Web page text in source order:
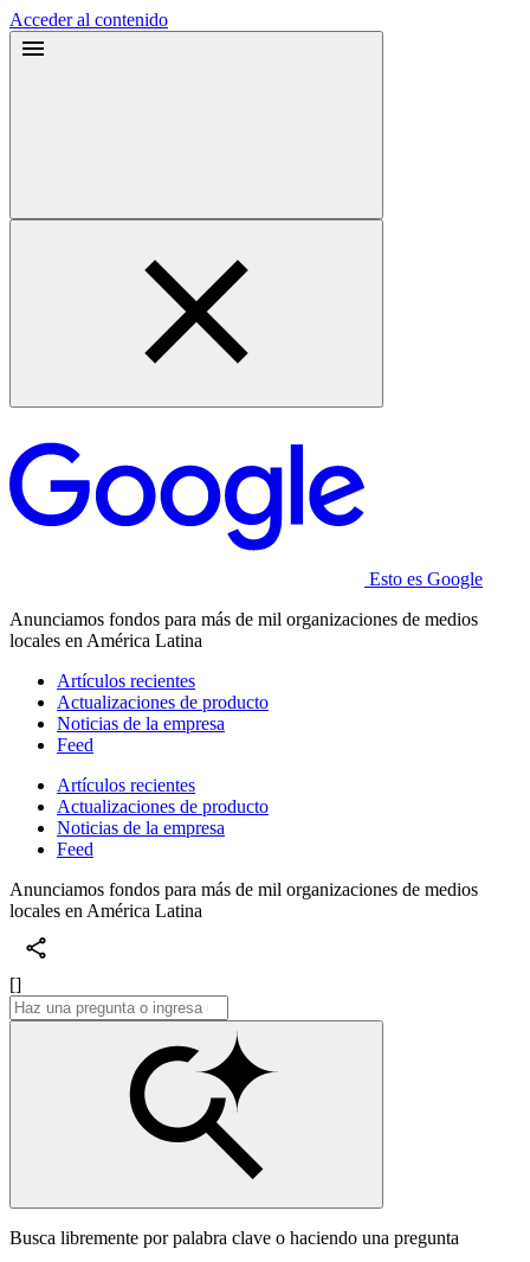
Acceder al contenido
Esto es Google
Anunciamos fondos para más de mil organizaciones de medios
locales en América Latina
Artículos recientes
Actualizaciones de producto
Noticias de la empresa
Feed
Artículos recientes
Actualizaciones de producto
Noticias de la empresa
Feed
Anunciamos fondos para más de mil organizaciones de medios
locales en América Latina
[]
Busca libremente por palabra clave o haciendo una pregunta